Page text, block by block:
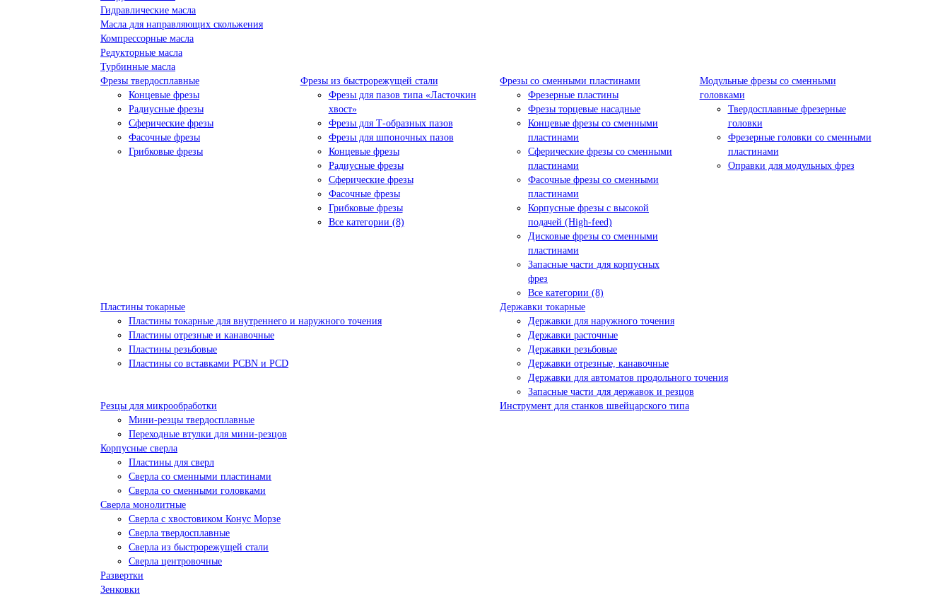
Гидравлические масла
Масла для направляющих скольжения
Компрессорные масла
Редукторные масла
Турбинные масла
Фрезы твердосплавные
Концевые фрезы
Радиусные фрезы
Сферические фрезы
Фасочные фрезы
Грибковые фрезы
Фрезы из быстрорежущей стали
Фрезы для пазов типа «Ласточкин
хвост»
Фрезы для Т-образных пазов
Фрезы для шпоночных пазов
Концевые фрезы
Радиусные фрезы
Сферические фрезы
Фасочные фрезы
Грибковые фрезы
Все категории (8)
Фрезы со сменными пластинами
Фрезерные пластины
Фрезы торцевые насадные
Концевые фрезы со сменными
пластинами
Сферические фрезы со сменными
пластинами
Фасочные фрезы со сменными
пластинами
Корпусные фрезы с высокой
подачей (High-feed)
Дисковые фрезы со сменными
пластинами
Запасные части для корпусных
фрез
Все категории (8)
Модульные фрезы со сменными
головками
Твердосплавные фрезерные
головки
Фрезерные головки со сменными
пластинами
Оправки для модульных фрез
Пластины токарные
Пластины токарные для внутреннего и наружного точения
Пластины отрезные и канавочные
Пластины резьбовые
Пластины со вставками PCBN и PCD
Державки токарные
Державки для наружного точения
Державки расточные
Державки резьбовые
Державки отрезные, канавочные
Державки для автоматов продольного точения
Запасные части для державок и резцов
Резцы для микрообработки
Мини-резцы твердосплавные
Переходные втулки для мини-резцов
Инструмент для станков швейцарского типа
Корпусные сверла
Пластины для сверл
Сверла со сменными пластинами
Сверла со сменными головками
Сверла монолитные
Сверла с хвостовиком Конус Морзе
Сверла твердосплавные
Сверла из быстрорежущей стали
Сверла центровочные
Развертки
Зенковки